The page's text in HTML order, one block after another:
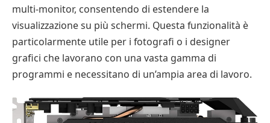
multi-monitor, consentendo di estendere la
visualizzazione su più schermi. Questa funzionalità è
particolarmente utile per i fotografi o i designer
grafici che lavorano con una vasta gamma di
programmi e necessitano di un’ampia area di lavoro.